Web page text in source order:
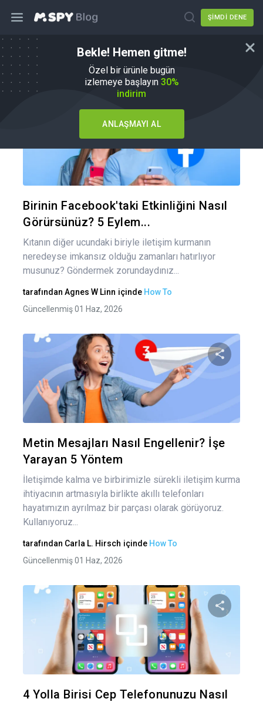
ŞIMDI DENE
Bekle! Hemen gitme!
Özel bir ürünle bugün
izlemeye başlayın 30%
indirim
ANLAŞMAYI AL
Nasıl Yapılır
Birinin Facebook'taki Etkinliğini Nasıl
Görürsünüz? 5 Eylem...
Kıtanın diğer ucundaki biriyle iletişim kurmanın
neredeyse imkansız olduğu zamanları hatırlıyor
musunuz? Göndermek zorundaydınız...
tarafından Agnes W Linn içinde How To
Güncellenmiş 01 Haz, 2026
Metin Mesajları Nasıl Engellenir? İşe
Yarayan 5 Yöntem
İletişimde kalma ve birbirimizle sürekli iletişim kurma
ihtiyacının artmasıyla birlikte akıllı telefonları
hayatımızın ayrılmaz bir parçası olarak görüyoruz.
Kullanıyoruz...
tarafından Carla L. Hirsch içinde How To
Güncellenmiş 01 Haz, 2026
4 Yolla Birisi Cep Telefonunuzu Nasıl